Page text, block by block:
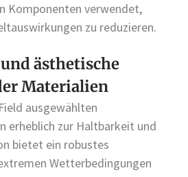
Komponenten verwendet,
zu reduzieren.
ästhetische
Materialien
ausgewählten
erheblich zur Haltbarkeit und
bietet ein robustes
Wetterbedingungen